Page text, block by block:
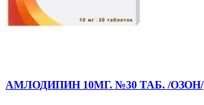
АМЛОДИПИН 10МГ. №30 ТАБ. /ОЗОН/